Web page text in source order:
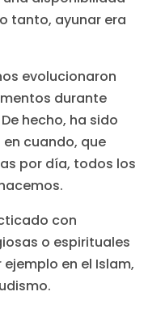
tanto, ayunar era
evolucionaron
durante
hecho, ha sido
cuando, que
por día, todos los
con
o espirituales
en el Islam,